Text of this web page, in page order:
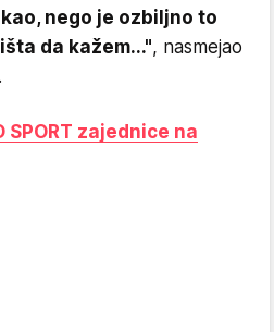
nego je ozbiljno to
da kažem...", nasmejao
SPORT zajednice na